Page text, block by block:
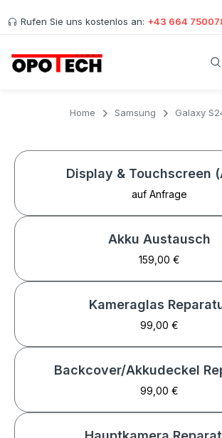
Rufen Sie uns kostenlos an: +43 664
Home Samsung Galaxy
Display & Touchscreen
auf Anfrage
Akku Austausch
159,00 €
Kameraglas
99,00 €
Backcover/Akkudeckel
99,00 €